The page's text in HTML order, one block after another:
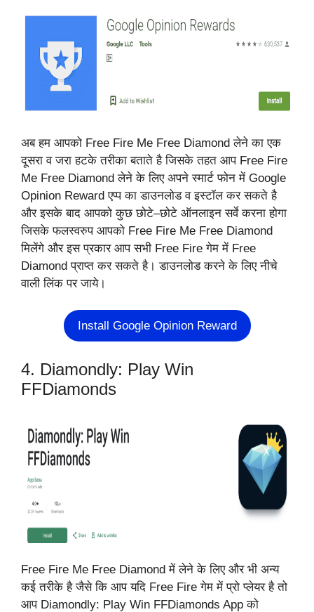
अब हम आपको Free Fire Me Free Diamond लेने का एक
दूसरा व जरा हटके तरीका बताते है जिसके तहत आप Free Fire
Me Free Diamond लेने के लिए अपने स्मार्ट फोन में Google
Opinion Reward एप्प का डाउनलोड व इस्टॉल कर सकते है
और इसके बाद आपको कुछ छोटे–छोटे ऑनलाइन सर्वे करना होगा
जिसके फलस्वरुप आपको Free Fire Me Free Diamond
मिलेंगे और इस प्रकार आप सभी Free Fire गेम में Free
Diamond प्राप्त कर सकते है। डाउनलोड करने के लिए नीचे
वाली लिंक पर जाये।
Install Google Opinion Reward
4. Diamondly: Play Win
FFDiamonds
Free Fire Me Free Diamond में लेने के लिए और भी अन्य
कई तरीके है जैसे कि आप यदि Free Fire गेम में प्रो प्लेयर है तो
आप Diamondly: Play Win FFDiamonds App को